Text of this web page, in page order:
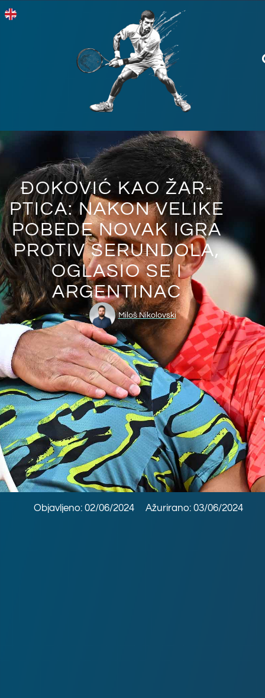
ĐOKOVIĆ KAO ŽAR-
PTICA: NAKON VELIKE
POBEDE NOVAK IGRA
PROTIV SERUNDOLA,
OGLASIO SE I
ARGENTINAC
Miloš Nikolovski
Objavljeno: 02/06/2024 Ažurirano: 03/06/2024